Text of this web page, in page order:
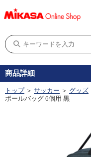
商品詳細
トップ ＞ サッカー ＞ グッズ
ボールバッグ 6個用 黒